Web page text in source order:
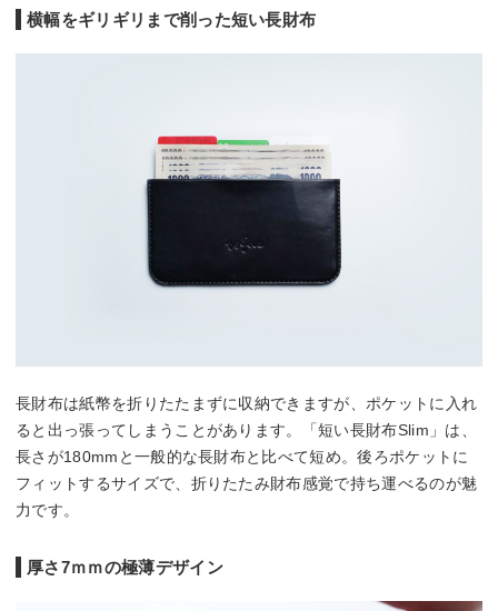
横幅をギリギリまで削った短い長財布
長財布は紙幣を折りたたまずに収納できますが、ポケットに入れ
ると出っ張ってしまうことがあります。「短い長財布Slim」は、
長さが180mmと一般的な長財布と比べて短め。後ろポケットに
フィットするサイズで、折りたたみ財布感覚で持ち運べるのが魅
力です。
厚さ7ｍｍの極薄デザイン